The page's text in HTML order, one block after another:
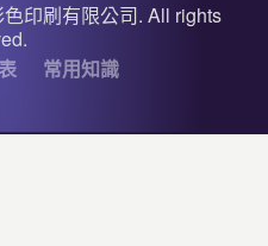
印刷有限公司. All rights
常用知識